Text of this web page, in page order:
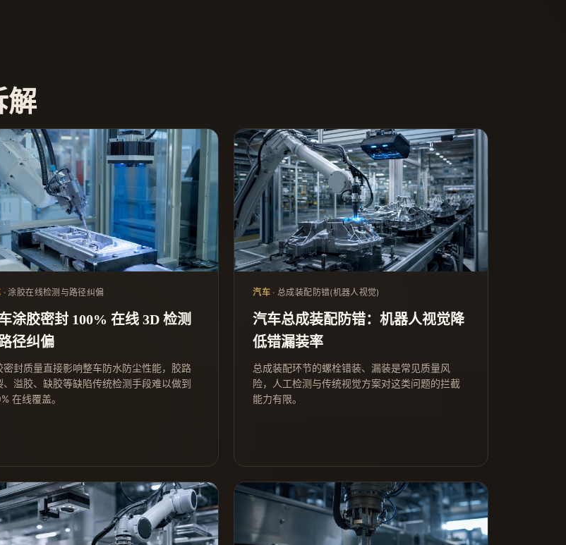
解
· 涂胶在线检测与路径纠偏
涂胶密封 100% 在线 3D 检测
径纠偏
密封质量直接影响整车防水防尘性能，胶路
、溢胶、缺胶等缺陷传统检测手段难以做到
在线覆盖。
汽车 · 总成装配防错(机器人视觉)
汽车总成装配防错：机器人视觉降
低错漏装率
总成装配环节的螺栓错装、漏装是常见质量风
险，人工检测与传统视觉方案对这类问题的拦截
能力有限。